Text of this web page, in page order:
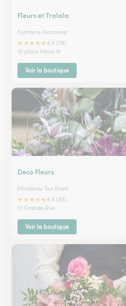
Fleurs et Tralala
Fontaine Francaise
★★★★★4.9 (76)
10 place Henri IV
Voir la boutique
Deco Fleurs
Mirebeau Sur Beze
★★★★★4.5 (88)
13 Grande Rue
Voir la boutique